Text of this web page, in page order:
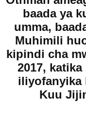
baada ya
umma,
Muhimili
kipindi cha
2017,
iliyofanyika
Kuu